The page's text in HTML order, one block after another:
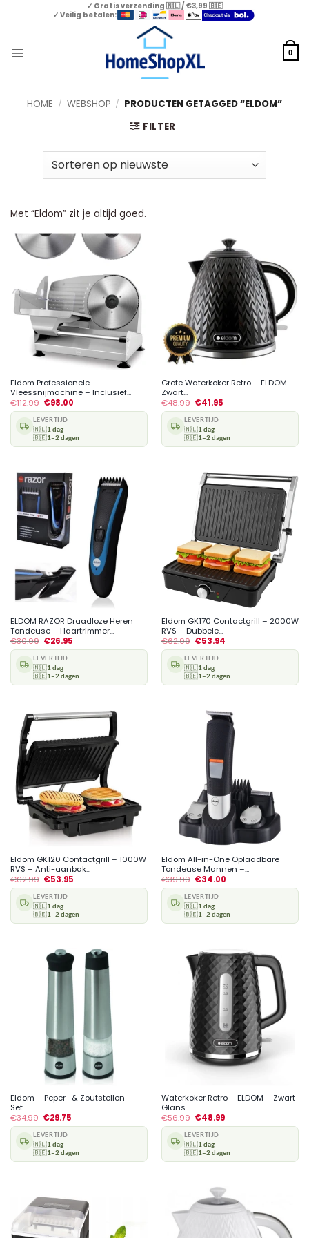
✓ Gratis verzending 🇳🇱 / €3,99 🇧🇪
✓ Veilig betalen:
0
HOME / WEBSHOP / PRODUCTEN GETAGGED “ELDOM”
FILTER
Met “Eldom” zit je altijd goed.
Eldom Professionele
Vleessnijmachine – Inclusief...
€112.99 €98.00
LEVERTIJD
🇳🇱1 dag
🇧🇪1–2 dagen
Grote Waterkoker Retro – ELDOM –
Zwart...
€48.99 €41.95
LEVERTIJD
🇳🇱1 dag
🇧🇪1–2 dagen
ELDOM RAZOR Draadloze Heren
Tondeuse – Haartrimmer...
€30.99 €26.95
LEVERTIJD
🇳🇱1 dag
🇧🇪1–2 dagen
Eldom GK170 Contactgrill – 2000W
RVS – Dubbele...
€62.99 €53.94
LEVERTIJD
🇳🇱1 dag
🇧🇪1–2 dagen
Eldom GK120 Contactgrill – 1000W
RVS – Anti-aanbak...
€62.99 €53.95
LEVERTIJD
🇳🇱1 dag
🇧🇪1–2 dagen
Eldom All-in-One Oplaadbare
Tondeuse Mannen –...
€39.99 €34.00
LEVERTIJD
🇳🇱1 dag
🇧🇪1–2 dagen
Eldom – Peper- & Zoutstellen –
Set...
€34.99 €29.75
LEVERTIJD
🇳🇱1 dag
🇧🇪1–2 dagen
Waterkoker Retro – ELDOM – Zwart
Glans...
€56.99 €48.99
LEVERTIJD
🇳🇱1 dag
🇧🇪1–2 dagen